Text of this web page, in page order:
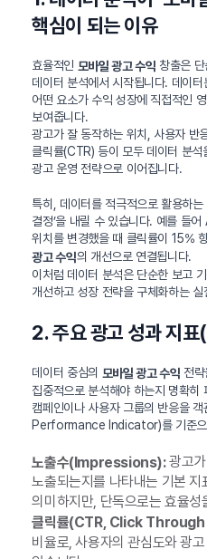
핵심이 되는 이유
효율적인 모바일 광고 수익 창출은
데이터 분석에서 시작됩니다. 데이
어떤 요소가 수익 성장에 직접적인
보여줍니다.
광고가 잘 동작하는 위치, 사용자 반
클릭률(CTR) 등이 모두 데이터 분
광고 운영 전략으로 이어집니다.
특히, 데이터를 적극적으로 활용하는
결정’을 내릴 수 있습니다. 예를 들
위치를 변경했을 때 클릭률이 15%
광고 수익의 개선으로 연결됩니다.
이처럼 데이터 분석은 단순한 보고
개선하고 성장 전략을 구체화하는
2. 주요 광고 성과 지
데이터 중심의 모바일 광고 수익 전
집중적으로 분석해야 하는지 명확히
캠페인이나 사용자 그룹의 반응을
Performance Indicator)를 기준으
노출수(Impressions):광고가
노출되는지를 나타내는 기본
의미하지만, 단독으로는 효율성
클릭률(CTR, Click
비율로, 사용자의 관심도와 광